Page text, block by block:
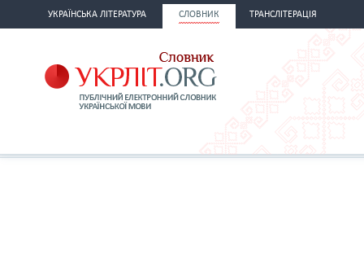
УКРАЇНСЬКА ЛІТЕРАТУРА СЛОВНИК ТРАНСЛІТЕРАЦІЯ